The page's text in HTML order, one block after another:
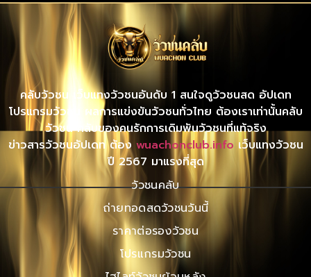
คลับวัวชน เว็บแทงวัวชนอันดับ 1 สนใจดูวัวชนสด อัปเดท
โปรแกรมวัวชน ผลการแข่งขันวัวชนทั่วไทย ต้องเราเท่านั้นคลับ
วัวชน คลับของคนรักการเดิมพันวัวชนที่แท้จริง
ข่าวสารวัวชนอัปเดท ต้อง wuachonclub.info เว็บแทงวัวชน
ปี 2567 มาแรงที่สุด
วัวชนคลับ
ถ่ายทอดสดวัวชนวันนี้
ราคาต่อรองวัวชน
โปรแกรมวัวชน